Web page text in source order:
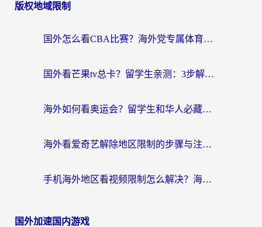
版权地域限制
国外怎么看CBA比赛？海外党专属体育直播指南，告别地区限制看球自由
国外看芒果tv总卡？留学生亲测：3步解决地域限制+流畅追剧攻略
海外如何看奥运会？留学生和华人必藏的体育赛事观看终极指南
海外看爱奇艺解除地区限制的步骤与注意事项详解：留学生必看的无卡顿追剧指南
手机海外地区看视频限制怎么解决？海外党追剧看片的实用指南
国外加速国内游戏